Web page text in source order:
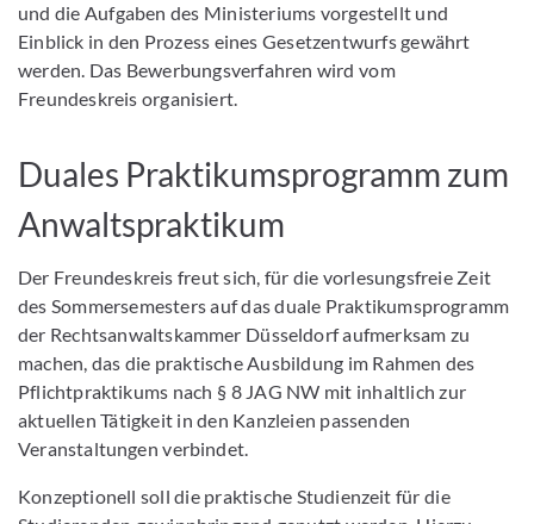
und die Aufgaben des Ministeriums vorgestellt und
Einblick in den Prozess eines Gesetzentwurfs gewährt
werden. Das Bewerbungsverfahren wird vom
Freundeskreis organisiert.
Duales Praktikumsprogramm zum
Anwaltspraktikum
Der Freundeskreis freut sich, für die vorlesungsfreie Zeit
des Sommersemesters auf das duale Praktikumsprogramm
der Rechtsanwaltskammer Düsseldorf aufmerksam zu
machen, das die praktische Ausbildung im Rahmen des
Pflichtpraktikums nach § 8 JAG NW mit inhaltlich zur
aktuellen Tätigkeit in den Kanzleien passenden
Veranstaltungen verbindet.
Konzeptionell soll die praktische Studienzeit für die